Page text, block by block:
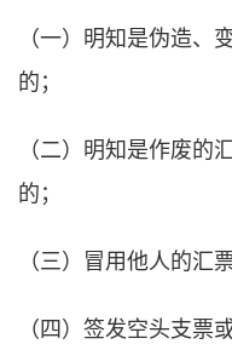
（一）明知是伪造、
的；
（二）明知是作废的
的；
（三）冒用他人的
（四）签发空头支票